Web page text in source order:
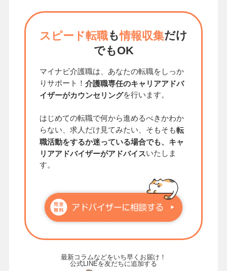
スピード転職も情報収集だけ
でもOK
マイナビ介護職は、あなたの転職をしっか
りサポート！ 介護職専任のキャリアアドバ
イザーがカウンセリングを行います。
はじめての転職で何から進めるべきかわか
らない、求人だけ見てみたい、そもそも転
職活動をするか迷っている場合でも、キャ
リアアドバイザーがアドバイスいたしま
す。
最新コラムなどをいち早くお届け！
公式LINEを友だちに追加する